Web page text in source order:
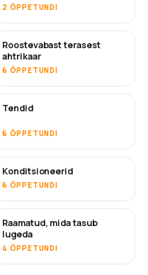
2 ÕPPETUNDI
Roostevabast terasest
ahtrikaar
6 ÕPPETUNDI
Tendid
6 ÕPPETUNDI
TULEMAS
Konditsioneerid
6 ÕPPETUNDI
TULEMAS
Raamatud, mida tasub
lugeda
4 ÕPPETUNDI